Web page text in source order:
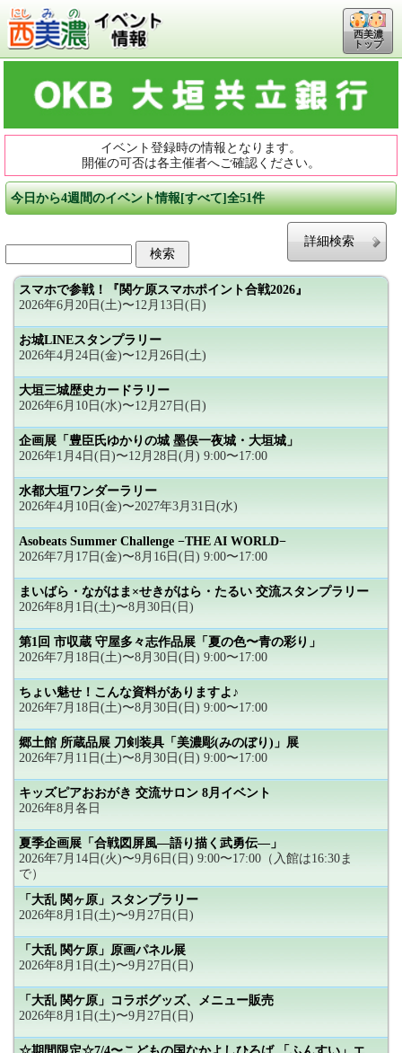
西美濃
トップ
イベント登録時の情報となります。
開催の可否は各主催者へご確認ください。
今日から4週間のイベント情報[すべて]全51件
詳細検索
スマホで参戦！『関ケ原スマホポイント合戦2026』
2026年6月20日(土)〜12月13日(日)
お城LINEスタンプラリー
2026年4月24日(金)〜12月26日(土)
大垣三城歴史カードラリー
2026年6月10日(水)〜12月27日(日)
企画展「豊臣氏ゆかりの城 墨俣一夜城・大垣城」
2026年1月4日(日)〜12月28日(月) 9:00〜17:00
水都大垣ワンダーラリー
2026年4月10日(金)〜2027年3月31日(水)
Asobeats Summer Challenge −THE AI WORLD−
2026年7月17日(金)〜8月16日(日) 9:00〜17:00
まいばら・ながはま×せきがはら・たるい 交流スタンプラリー
2026年8月1日(土)〜8月30日(日)
第1回 市収蔵 守屋多々志作品展「夏の色〜青の彩り」
2026年7月18日(土)〜8月30日(日) 9:00〜17:00
ちょい魅せ！こんな資料がありますよ♪
2026年7月18日(土)〜8月30日(日) 9:00〜17:00
郷土館 所蔵品展 刀剣装具「美濃彫(みのぼり)」展
2026年7月11日(土)〜8月30日(日) 9:00〜17:00
キッズピアおおがき 交流サロン 8月イベント
2026年8月各日
夏季企画展「合戦図屏風―語り描く武勇伝―」
2026年7月14日(火)〜9月6日(日) 9:00〜17:00（入館は16:30ま
で）
「大乱 関ヶ原」スタンプラリー
2026年8月1日(土)〜9月27日(日)
「大乱 関ケ原」原画パネル展
2026年8月1日(土)〜9月27日(日)
「大乱 関ケ原」コラボグッズ、メニュー販売
2026年8月1日(土)〜9月27日(日)